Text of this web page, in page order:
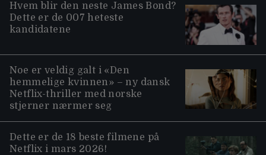
Hvem blir den neste James Bond?
Dette er de 007 heteste
kandidatene
Noe er veldig galt i «Den
hemmelige kvinnen» – ny dansk
Netflix-thriller med norske
stjerner nærmer seg
Dette er de 18 beste filmene på
Netflix i mars 2026!